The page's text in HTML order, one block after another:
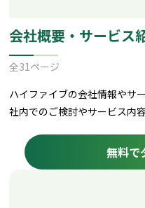
会社概要・サービス
全31ページ
ハイファイブの会社情報やサ
社内でのご検討やサービス内
無料で